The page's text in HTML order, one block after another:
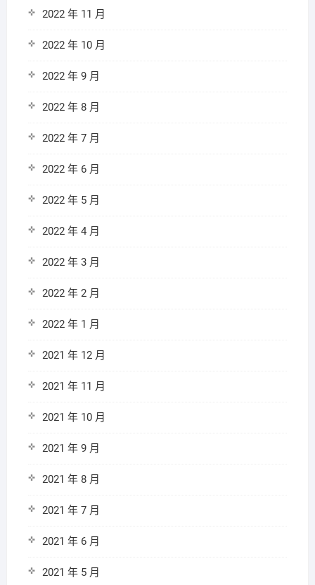
2022 年 11 月
2022 年 10 月
2022 年 9 月
2022 年 8 月
2022 年 7 月
2022 年 6 月
2022 年 5 月
2022 年 4 月
2022 年 3 月
2022 年 2 月
2022 年 1 月
2021 年 12 月
2021 年 11 月
2021 年 10 月
2021 年 9 月
2021 年 8 月
2021 年 7 月
2021 年 6 月
2021 年 5 月